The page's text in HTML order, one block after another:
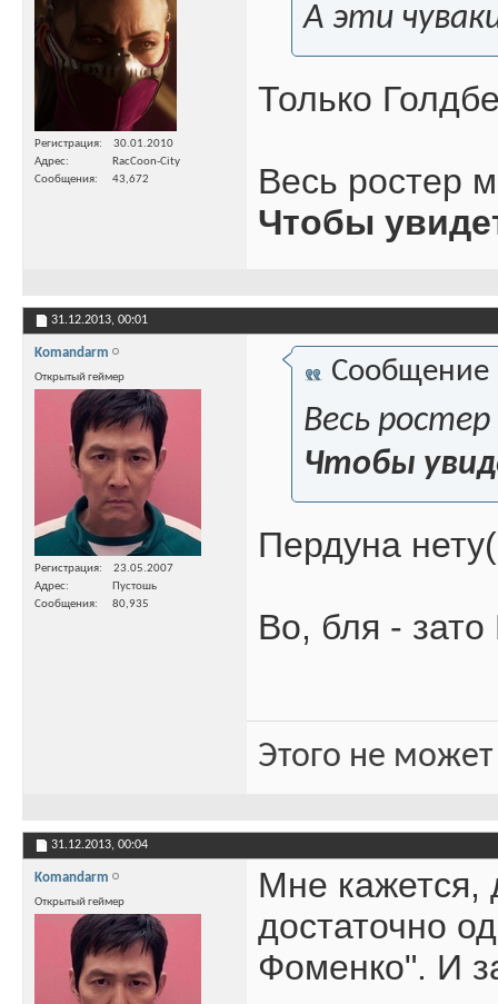
Регистрация
30.01.2010
Адрес
RacCoon-City
Сообщения
43,672
А эти
Только
Весь ростер
Чтобы
31.12.2013, 00:01
Komandarm
Открытый геймер
Регистрация
23.05.2007
Адрес
Пустошь
Сообщения
80,935
Сообщение
Весь
Чтобы
Пердуна
Во, бля - зато
Этого не
31.12.2013, 00:04
Komandarm
Открытый геймер
Мне кажется,
достаточно
Фоменко". И